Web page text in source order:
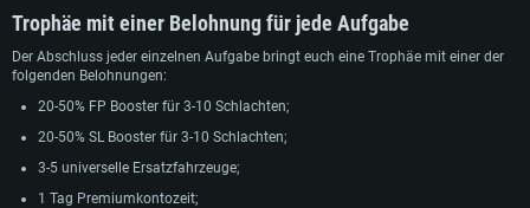
Trophäe mit einer Belohnung für jede Aufgabe
Der Abschluss jeder einzelnen Aufgabe bringt euch eine Trophäe mit einer der
folgenden Belohnungen:
20-50% FP Booster für 3-10 Schlachten;
20-50% SL Booster für 3-10 Schlachten;
3-5 universelle Ersatzfahrzeuge;
1 Tag Premiumkontozeit;